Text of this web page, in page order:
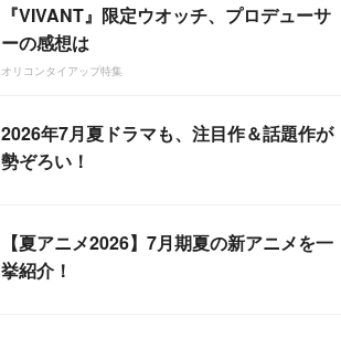
『VIVANT』限定ウオッチ、プロデューサ
ーの感想は
オリコンタイアップ特集
2026年7月夏ドラマも、注目作＆話題作が
勢ぞろい！
【夏アニメ2026】7月期夏の新アニメを一
挙紹介！